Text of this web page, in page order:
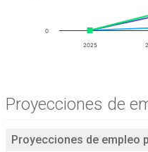
2025
0
Proyecciones de
Proyecciones de empleo